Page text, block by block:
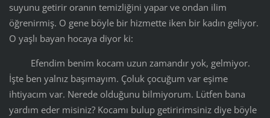
suyunu getirir oranın temizliğini yapar ve ondan ilim
öğrenirmiş. O gene böyle bir hizmette iken bir kadın geliyor.
O yaşlı bayan hocaya diyor ki:
Efendim benim kocam uzun zamandır yok, gelmiyor.
İşte ben yalnız başımayım. Çoluk çocuğum var eşime
ihtiyacım var. Nerede olduğunu bilmiyorum. Lütfen bana
yardım eder misiniz? Kocamı bulup getiririmsiniz diye böyle